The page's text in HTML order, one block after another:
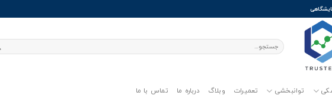
جستجو
برای:
توانبخشی تعمیرات وبلاگ درباره ما تماس با ما